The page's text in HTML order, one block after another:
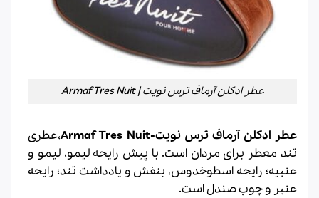
عطر ادکلن آرماف ترس نویت | Armaf Tres Nuit
عطر ادکلن آرماف ترس نویت-Armaf Tres Nuit
،عطری
تند معطر برای مردان است. با پیش رایحه لیمو، لیمو و
عنبیه؛ رایحه اسطوخدوس، بنفش و یادداشت تند؛ رایحه
عنبر و چوب صندل است.